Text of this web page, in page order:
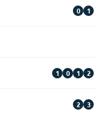
0 1
1 0 1 2
2 3